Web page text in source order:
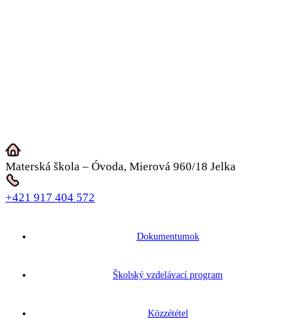
Materská škola – Óvoda, Mierová 960/18 Jelka
+421 917 404 572
Dokumentumok
Školský vzdelávací program
Közzététel